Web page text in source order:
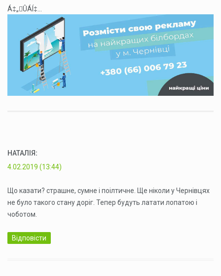
Á‡„ÛÁÍ‡...
НАТАЛІЯ:
4.02.2019 (13:44)
Що казати? страшне, сумне і поілтичне. Ще ніколи у Чернівцях
не було такого стану доріг. Тепер будуть латати лопатою і
чоботом.
Відповісти